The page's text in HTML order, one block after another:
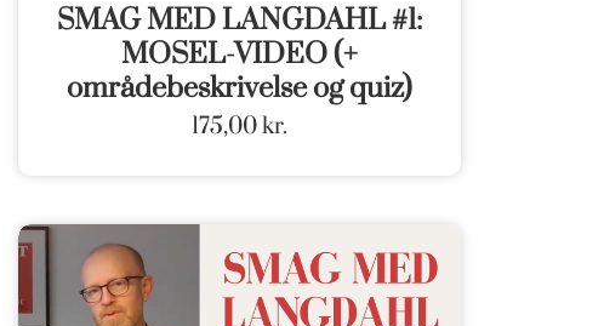
SMAG MED LANGDAHL #1:
MOSEL-VIDEO (+
områdebeskrivelse og quiz)
175,00kr.